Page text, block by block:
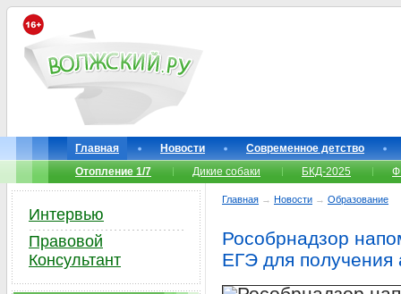
Главная Новости
Современное детство
Отопление 1/7
Дикие собаки БКД-2025
Главная → Новости → Образование
Рособрнадзор
ЕГЭ для получения
Интервью
Правовой
Консультант